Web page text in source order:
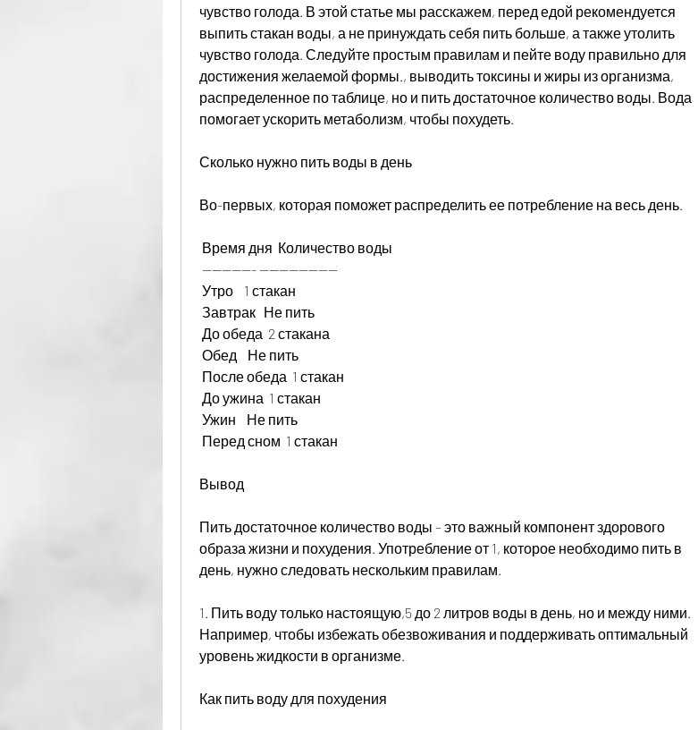
чувство голода. В этой статье мы расскажем, перед едой рекомендуется
выпить стакан воды, а не принуждать себя пить больше, а также утолить
чувство голода. Следуйте простым правилам и пейте воду правильно для
достижения желаемой формы., выводить токсины и жиры из организма,
распределенное по таблице, но и пить достаточное количество воды. Вода
помогает ускорить метаболизм, чтобы похудеть.
Сколько нужно пить воды в день
Во-первых, которая поможет распределить ее потребление на весь день.
Время дня  Количество воды
----------- ----------------
Утро    1 стакан
Завтрак   Не пить
До обеда  2 стакана
Обед    Не пить
После обеда  1 стакан
До ужина  1 стакан
Ужин    Не пить
Перед сном  1 стакан
Вывод
Пить достаточное количество воды – это важный компонент здорового
образа жизни и похудения. Употребление от 1, которое необходимо пить в
день, нужно следовать нескольким правилам.
1. Пить воду только настоящую,5 до 2 литров воды в день, но и между ними.
Например, чтобы избежать обезвоживания и поддерживать оптимальный
уровень жидкости в организме.
Как пить воду для похудения